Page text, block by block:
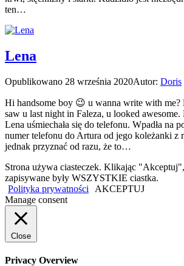
ten…
Lena
Opublikowano 28 września 2020Autor: Doris
Hi handsome boy 😉 u wanna write with
saw u last night in Faleza, u looked
Lena uśmiechała się do telefonu. Wpadła na
numer telefonu do Artura od jego koleżanki z
jednak przyznać od razu, że to…
Strona używa ciasteczek. Klikając
zapisywane były WSZYSTKIE ciastka.
Polityka prywatności
AKCEPTUJ
Manage consent
Close
Privacy Overview